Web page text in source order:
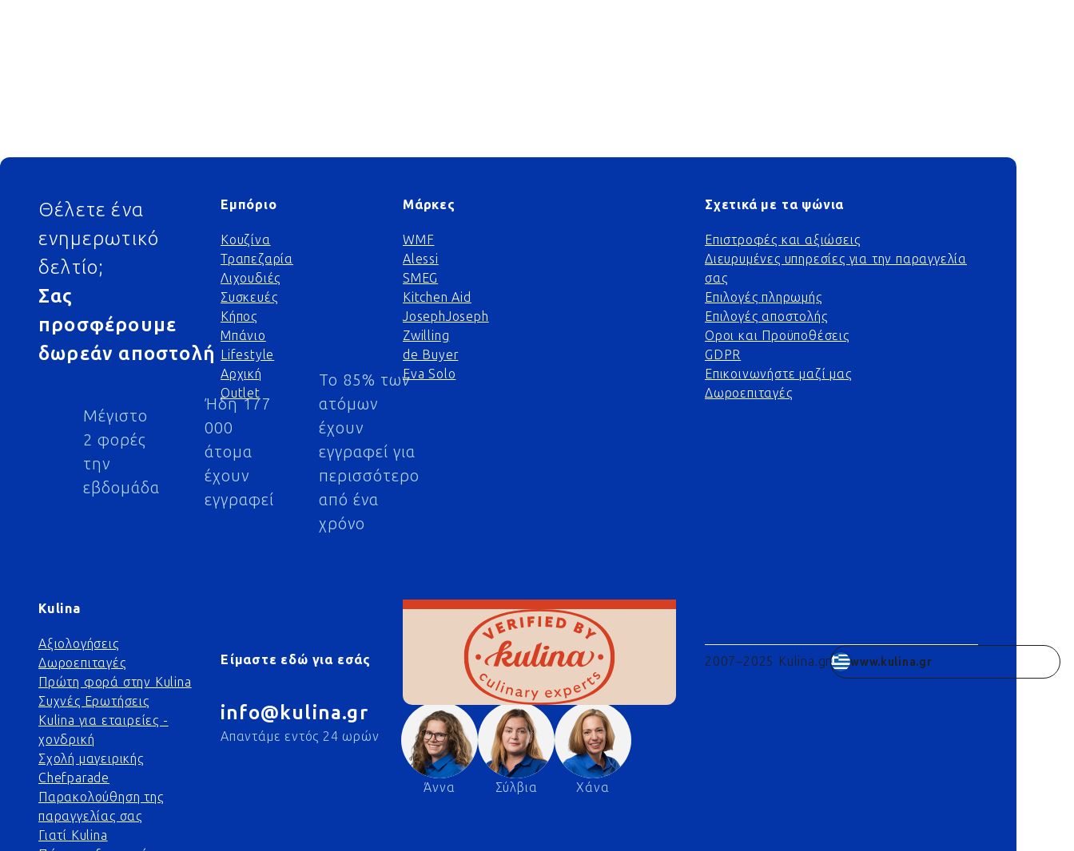
Footer
Θέλετε ένα
ενημερωτικό
δελτίο;
Σας
προσφέρουμε
δωρεάν αποστολή
Μέγιστο
2 φορές
την
εβδομάδα
Ήδη 177
000
άτομα
έχουν
εγγραφεί
Το 85% των
ατόμων
έχουν
εγγραφεί για
περισσότερο
από ένα
χρόνο
Εμπόριο
Κουζίνα
Τραπεζαρία
Λιχουδιές
Συσκευές
Κήπος
Μπάνιο
Lifestyle
Αρχική
Outlet
Μάρκες
WMF
Alessi
SMEG
Kitchen Aid
JosephJoseph
Zwilling
de Buyer
Eva Solo
Σχετικά με τα ψώνια
Επιστροφές και αξιώσεις
Διευρυμένες υπηρεσίες για την παραγγελία
σας
Επιλογές πληρωμής
Επιλογές αποστολής
Οροι και Προϋποθέσεις
GDPR
Επικοινωνήστε μαζί μας
Δωροεπιταγές
Kulina
Αξιολογήσεις
Δωροεπιταγές
Πρώτη φορά στην Kulina
Συχνές Ερωτήσεις
Kulina για εταιρείες -
χονδρική
Σχολή μαγειρικής
Chefparade
Παρακολούθηση της
παραγγελίας σας
Γιατί Kulina
Είμαστε εδώ για εσάς
Άννα Σύλβια Χάνα
info@kulina.gr
Απαντάμε εντός 24 ωρών
2007–2025 Kulina.gr www.kulina.gr